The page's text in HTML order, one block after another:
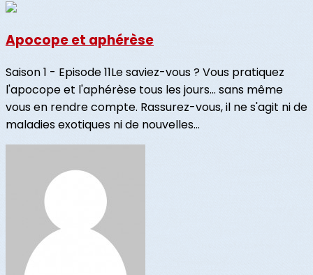
Apocope et aphérèse
Saison 1 - Episode 11Le saviez-vous ? Vous pratiquez
l'apocope et l'aphérèse tous les jours... sans même
vous en rendre compte. Rassurez-vous, il ne s'agit ni de
maladies exotiques ni de nouvelles...